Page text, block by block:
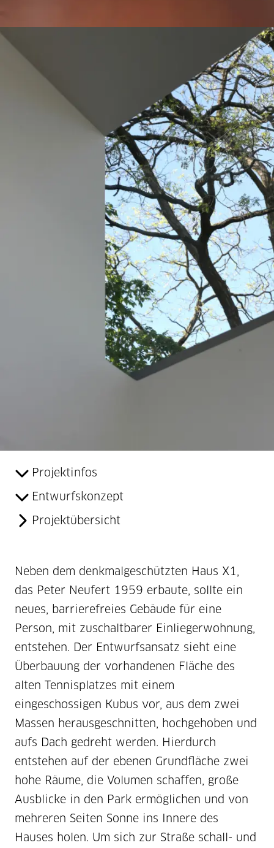
Projektinfos
Entwurfskonzept
Projektübersicht
Neben dem denkmalgeschützten Haus X1,
das Peter Neufert 1959 erbaute, sollte ein
neues, barrierefreies Gebäude für eine
Person, mit zuschaltbarer Einliegerwohnung,
entstehen. Der Entwurfsansatz sieht eine
Überbauung der vorhandenen Fläche des
alten Tennisplatzes mit einem
eingeschossigen Kubus vor, aus dem zwei
Massen herausgeschnitten, hochgehoben und
aufs Dach gedreht werden. Hierdurch
entstehen auf der ebenen Grundfläche zwei
hohe Räume, die Volumen schaffen, große
Ausblicke in den Park ermöglichen und von
mehreren Seiten Sonne ins Innere des
Hauses holen. Um sich zur Straße schall- und